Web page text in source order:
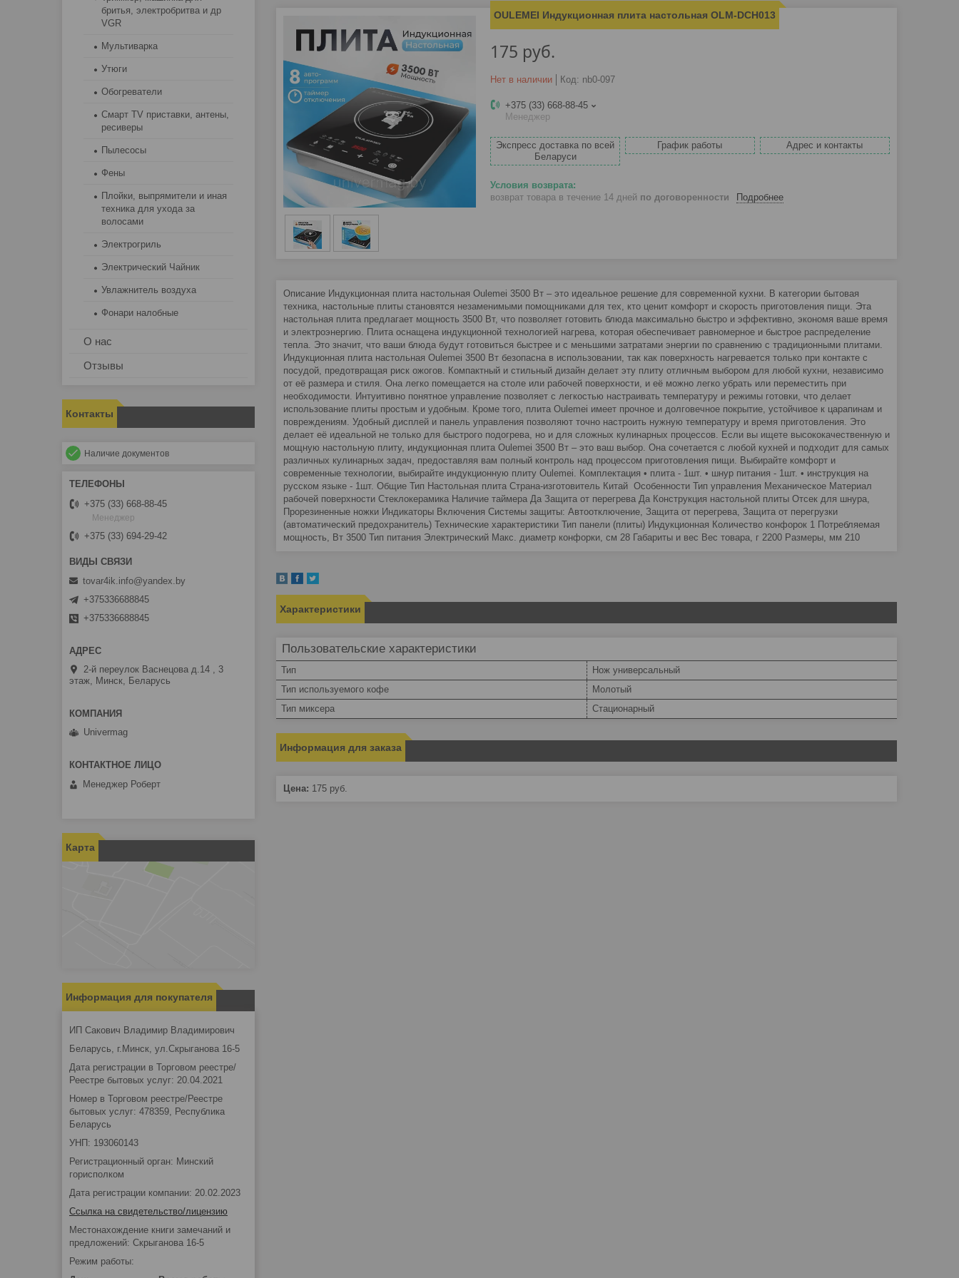
OULEMEI Индукционная плита настольная OLM-DCH013
175 руб.
Нет в наличии Код: nb0-097
+375 (33) 668-88-45
Менеджер
Экспресс доставка по всей
Беларуси
График работы Адрес и контакты
возврат товара в течение 14 дней по договоренности Подробнее
Описание Индукционная плита настольная Oulemei 3500 Вт – это идеальное решение для современной кухни. В категории бытовая
техника, настольные плиты становятся незаменимыми помощниками для тех, кто ценит комфорт и скорость приготовления пищи. Эта
настольная плита предлагает мощность 3500 Вт, что позволяет готовить блюда максимально быстро и эффективно, экономя ваше время
и электроэнергию. Плита оснащена индукционной технологией нагрева, которая обеспечивает равномерное и быстрое распределение
тепла. Это значит, что ваши блюда будут готовиться быстрее и с меньшими затратами энергии по сравнению с традиционными плитами.
Индукционная плита настольная Oulemei 3500 Вт безопасна в использовании, так как поверхность нагревается только при контакте с
посудой, предотвращая риск ожогов. Компактный и стильный дизайн делает эту плиту отличным выбором для любой кухни, независимо
от её размера и стиля. Она легко помещается на столе или рабочей поверхности, и её можно легко убрать или переместить при
необходимости. Интуитивно понятное управление позволяет с легкостью настраивать температуру и режимы готовки, что делает
использование плиты простым и удобным. Кроме того, плита Oulemei имеет прочное и долговечное покрытие, устойчивое к царапинам и
повреждениям. Удобный дисплей и панель управления позволяют точно настроить нужную температуру и время приготовления. Это
делает её идеальной не только для быстрого подогрева, но и для сложных кулинарных процессов. Если вы ищете высококачественную и
мощную настольную плиту, индукционная плита Oulemei 3500 Вт – это ваш выбор. Она сочетается с любой кухней и подходит для самых
различных кулинарных задач, предоставляя вам полный контроль над процессом приготовления пищи. Выбирайте комфорт и
современные технологии, выбирайте индукционную плиту Oulemei. Комплектация • плита - 1шт. • шнур питания - 1шт. • инструкция на
русском языке - 1шт. Общие Тип Настольная плита Страна-изготовитель Китай Особенности Тип управления Механическое Материал
рабочей поверхности Стеклокерамика Наличие таймера Да Защита от перегрева Да Конструкция настольной плиты Отсек для шнура,
Прорезиненные ножки Индикаторы Включения Системы защиты: Автоотключение, Защита от перегрева, Защита от перегрузки
(автоматический предохранитель) Технические характеристики Тип панели (плиты) Индукционная Количество конфорок 1 Потребляемая
мощность, Вт 3500 Тип питания Электрический Макс. диаметр конфорки, см 28 Габариты и вес Вес товара, г 2200 Размеры, мм 210
Характеристики
Пользовательские характеристики
Тип
Нож универсальный
Тип используемого кофе
Молотый
Тип миксера
Стационарный
Информация для заказа
Цена: 175 руб.
бритья, электробритва и др
VGR
Мультиварка
Утюги
Обогреватели
Смарт TV приставки, антены,
ресиверы
Пылесосы
Фены
Плойки, выпрямители и иная
техника для ухода за
волосами
Электрогриль
Электрический Чайник
Увлажнитель воздуха
Фонари налобные
О нас
Отзывы
Контакты
Наличие документов
+375 (33) 668-88-45
Менеджер
+375 (33) 694-29-42
tovar4ik.info@yandex.by
+375336688845
+375336688845
2-й переулок Васнецова д.14 , 3
этаж, Минск, Беларусь
Univermag
Менеджер Роберт
Карта
Информация для покупателя
ИП Сакович Владимир Владимирович
Беларусь, г.Минск, ул.Скрыганова 16-5
Дата регистрации в Торговом реестре/
Реестре бытовых услуг: 20.04.2021
Номер в Торговом реестре/Реестре
бытовых услуг: 478359, Республика
Беларусь
УНП: 193060143
Регистрационный орган: Минский
горисполком
Дата регистрации компании: 20.02.2023
Ссылка на свидетельство/лицензию
Местонахождение книги замечаний и
предложений: Скрыганова 16-5
Режим работы: